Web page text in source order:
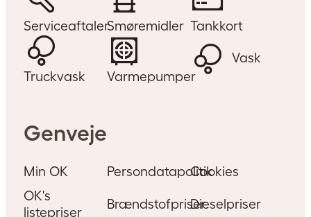
ServiceaftalerSmøremidler Tankkort
Truckvask Varmepumper
Vask
Genveje
Min OK PersondatapolitikCookies
OK's
listepriser
BrændstofpriserDieselpriser